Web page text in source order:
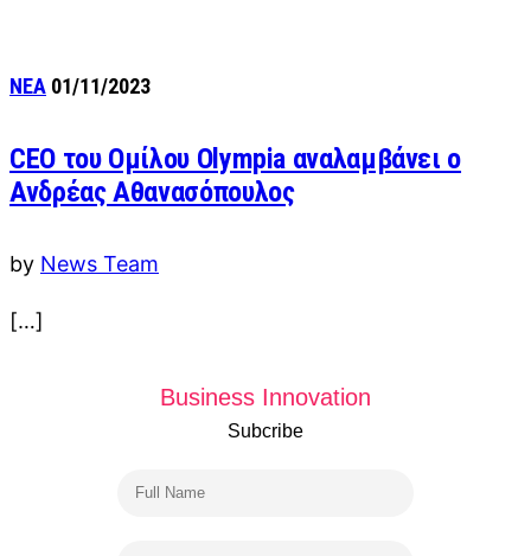
ΝΕΑ 01/11/2023
CEO του Ομίλου Olympia αναλαμβάνει ο
Ανδρέας Αθανασόπουλος
by News Team
[…]
Business Innovation
Subcribe